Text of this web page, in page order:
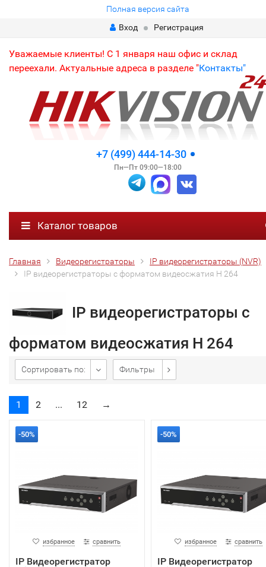
Полная версия сайта
Вход
Регистрация
Уважаемые клиенты! С 1 января наш офис и склад
переехали. Актуальные адреса в разделе "Контакты"
+7 (499) 444-14-30
Пн—Пт 09:00—18:00
Каталог товаров
Главная Видеорегистраторы
IP видеорегистраторы (NVR)
IP видеорегистраторы с форматом видеосжатия H 264
IP видеорегистраторы с
форматом видеосжатия H 264
Сортировать по: Фильтры
1 2 ... 12 →
-50%
избранное сравнить
IP Видеорегистратор
-50%
избранное сравнить
IP Видеорегистратор